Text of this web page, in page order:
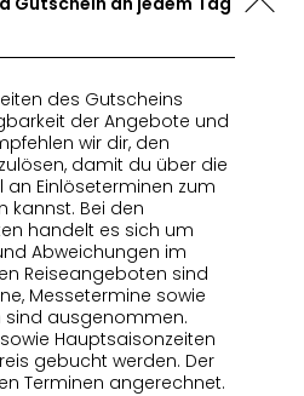
des Gutscheins
der Angebote und
wir dir, den
damit du über die
Einlöseterminen zum
kannst. Bei den
handelt es sich um
Abweichungen im
Reiseangeboten sind
Messetermine sowie
sind ausgenommen.
Hauptsaisonzeiten
gebucht werden. Der
Terminen angerechnet.